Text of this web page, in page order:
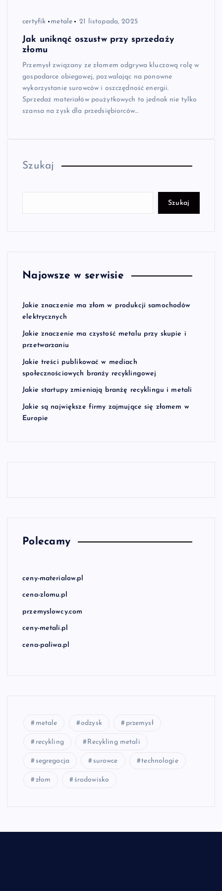
certyfik metale 21 listopada, 2025
Jak uniknąć oszustw przy sprzedaży
złomu
Przemysł związany ze złomem odgrywa kluczową rolę w
gospodarce obiegowej, pozwalając na ponowne
wykorzystanie surowców i oszczędność energii.
Sprzedaż materiałów poużytkowych to jednak nie tylko
szansa na zysk dla przedsiębiorców…
Szukaj
Szukaj
Najowsze w serwisie
Jakie znaczenie ma złom w produkcji samochodów
elektrycznych
Jakie znaczenie ma czystość metalu przy skupie i
przetwarzaniu
Jakie treści publikować w mediach
społecznościowych branży recyklingowej
Jakie startupy zmieniają branżę recyklingu i metali
Jakie są największe firmy zajmujące się złomem w
Europie
Polecamy
ceny-materialow.pl
cena-zlomu.pl
przemyslowcy.com
ceny-metali.pl
cena-paliwa.pl
metale odzysk przemysł
recykling Recykling metali
segregacja surowce technologie
złom środowisko